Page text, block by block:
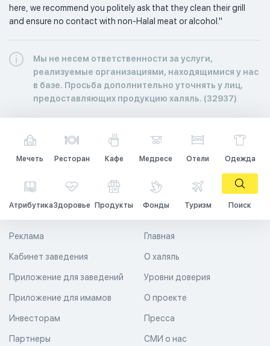
here, we recommend you politely ask that they clean their grill
and ensure no contact with non-Halal meat or alcohol."
Мы не несем ответственности за услуги,
реализуемые организациями, находящимися у нас
в базе. Просьба дополнительно уточнять у лиц,
предоставляющих продукцию халяль. (32937)
Мечеть Ресторан Кафе Медресе Отели Одежда
АтрибутикаЗдоровье Продукты Фонды Туризм Поиск
Главная
О халяль
Уровни доверия
Реклама
Кабинет заведения
Приложение для заведений
Приложение для имамов О проекте
Пресса
СМИ о нас
Инвесторам
Партнеры